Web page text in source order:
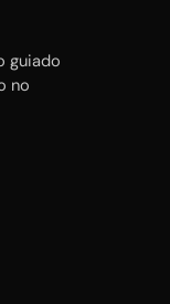
guiado
no